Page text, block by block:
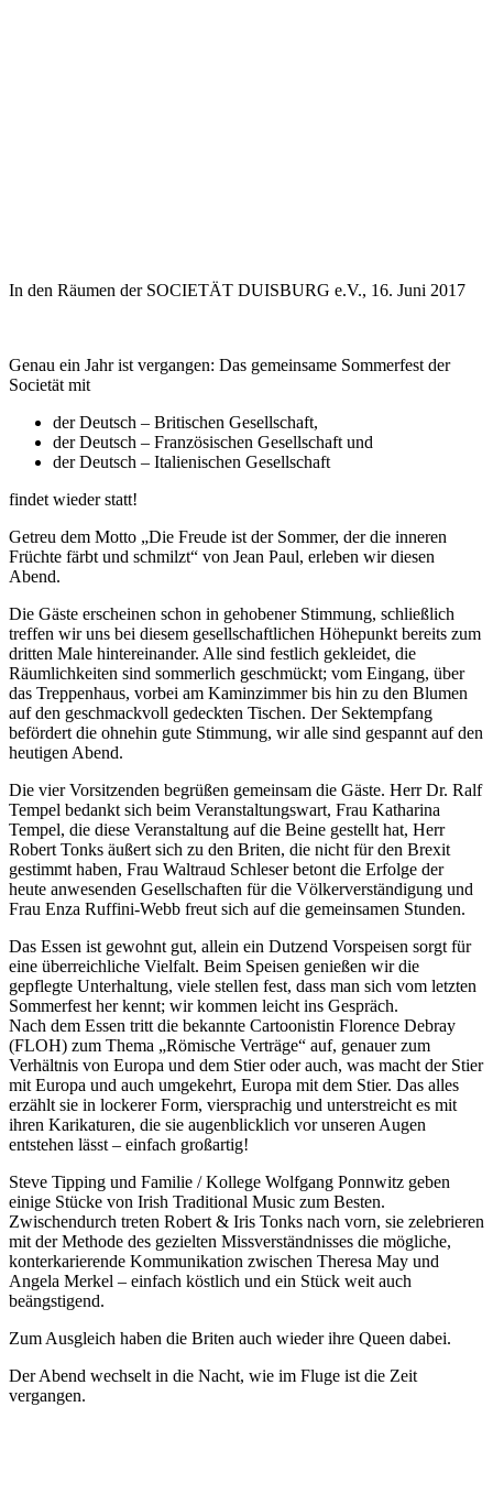
In den Räumen der SOCIETÄT DUISBURG e.V., 16. Juni 2017
Genau ein Jahr ist vergangen: Das gemeinsame Sommerfest der
Societät mit
der Deutsch – Britischen Gesellschaft,
der Deutsch – Französischen Gesellschaft und
der Deutsch – Italienischen Gesellschaft
findet wieder statt!
Getreu dem Motto „Die Freude ist der Sommer, der die inneren
Früchte färbt und schmilzt“ von Jean Paul, erleben wir diesen
Abend.
Die Gäste erscheinen schon in gehobener Stimmung, schließlich
treffen wir uns bei diesem gesellschaftlichen Höhepunkt bereits zum
dritten Male hintereinander. Alle sind festlich gekleidet, die
Räumlichkeiten sind sommerlich geschmückt; vom Eingang, über
das Treppenhaus, vorbei am Kaminzimmer bis hin zu den Blumen
auf den geschmackvoll gedeckten Tischen. Der Sektempfang
befördert die ohnehin gute Stimmung, wir alle sind gespannt auf den
heutigen Abend.
Die vier Vorsitzenden begrüßen gemeinsam die Gäste. Herr Dr. Ralf
Tempel bedankt sich beim Veranstaltungswart, Frau Katharina
Tempel, die diese Veranstaltung auf die Beine gestellt hat, Herr
Robert Tonks äußert sich zu den Briten, die nicht für den Brexit
gestimmt haben, Frau Waltraud Schleser betont die Erfolge der
heute anwesenden Gesellschaften für die Völkerverständigung und
Frau Enza Ruffini-Webb freut sich auf die gemeinsamen Stunden.
Das Essen ist gewohnt gut, allein ein Dutzend Vorspeisen sorgt für
eine überreichliche Vielfalt. Beim Speisen genießen wir die
gepflegte Unterhaltung, viele stellen fest, dass man sich vom letzten
Sommerfest her kennt; wir kommen leicht ins Gespräch.
Nach dem Essen tritt die bekannte Cartoonistin Florence Debray
(FLOH) zum Thema „Römische Verträge“ auf, genauer zum
Verhältnis von Europa und dem Stier oder auch, was macht der Stier
mit Europa und auch umgekehrt, Europa mit dem Stier. Das alles
erzählt sie in lockerer Form, viersprachig und unterstreicht es mit
ihren Karikaturen, die sie augenblicklich vor unseren Augen
entstehen lässt – einfach großartig!
Steve Tipping und Familie / Kollege Wolfgang Ponnwitz geben
einige Stücke von Irish Traditional Music zum Besten.
Zwischendurch treten Robert & Iris Tonks nach vorn, sie zelebrieren
mit der Methode des gezielten Missverständnisses die mögliche,
konterkarierende Kommunikation zwischen Theresa May und
Angela Merkel – einfach köstlich und ein Stück weit auch
beängstigend.
Zum Ausgleich haben die Briten auch wieder ihre Queen dabei.
Der Abend wechselt in die Nacht, wie im Fluge ist die Zeit
vergangen.